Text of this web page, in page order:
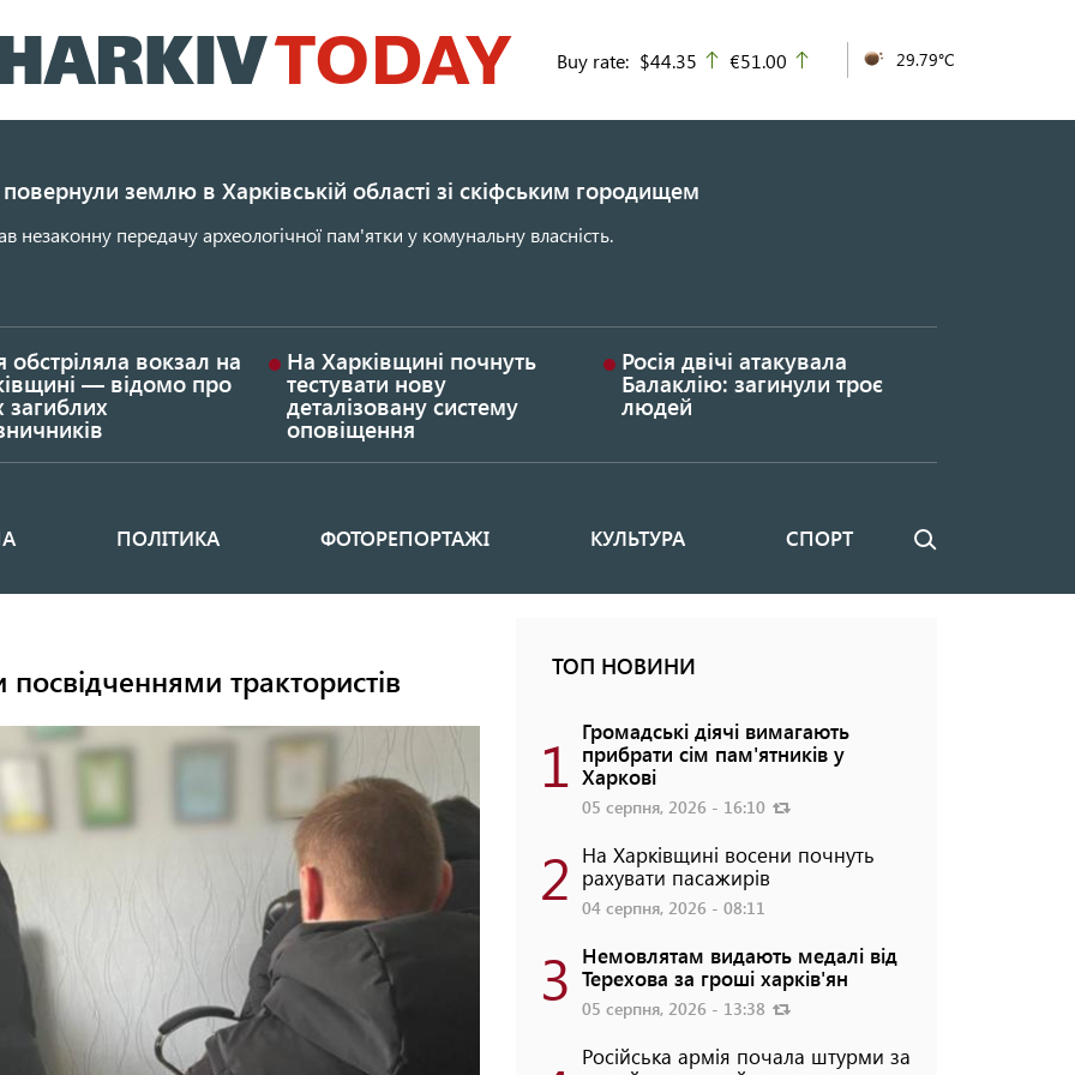
до
основного
Buy rate: $44.35 up
€51.00 29.79°C
землю в Харківській області зі скіфським городищем
незаконну передачу археологічної пам'ятки у комунальну власність.
обстріляла вокзал на
— відомо про
загиблих
На Харківщині почнуть
тестувати нову
деталізовану систему
оповіщення
Росія двічі атакувала
Балаклію: загинули троє
людей
ПОЛІТИКА ФОТОРЕПОРТАЖІ КУЛЬТУРА СПОРТ Пошук
трактористів ТОП НОВИНИ
1 Громадські діячі вимагають
прибрати сім пам'ятників у
Харкові
05 серпня, 2026 - 16:10
2 На Харківщині восени почнуть
рахувати пасажирів
04 серпня, 2026 - 08:11
3 Немовлятам видають медалі від
Терехова за гроші харків'ян
05 серпня, 2026 - 13:38
Російська армія почала штурми за